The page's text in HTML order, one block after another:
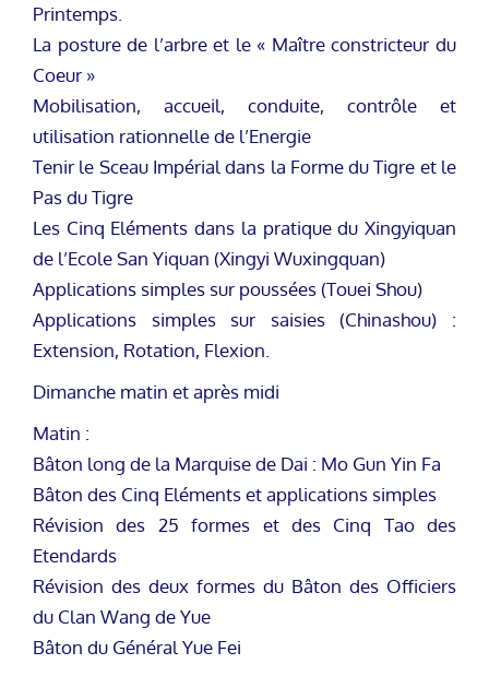
Printemps.
La posture de l’arbre et le « Maître constricteur du
Coeur »
Mobilisation, accueil, conduite, contrôle et
utilisation rationnelle de l’Energie
Tenir le Sceau Impérial dans la Forme du Tigre et le
Pas du Tigre
Les Cinq Eléments dans la pratique du Xingyiquan
de l’Ecole San Yiquan (Xingyi Wuxingquan)
Applications simples sur poussées (Touei Shou)
Applications simples sur saisies (Chinashou) :
Extension, Rotation, Flexion.
Dimanche matin et après midi
Matin :
Bâton long de la Marquise de Dai : Mo Gun Yin Fa
Bâton des Cinq Eléments et applications simples
Révision des 25 formes et des Cinq Tao des
Etendards
Révision des deux formes du Bâton des Officiers
du Clan Wang de Yue
Bâton du Général Yue Fei